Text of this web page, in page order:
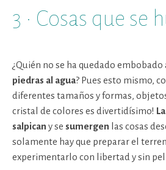
3 · Cosas que se
¿Quién no se ha quedado embobado
piedras al agua? Pues esto mismo,
diferentes tamaños y formas,
cristal de colores es divertidísimo!
salpican y se sumergen las cosas
solamente hay que preparar el
experimentarlo con libertad y sin